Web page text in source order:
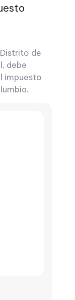
de
debe
impuesto